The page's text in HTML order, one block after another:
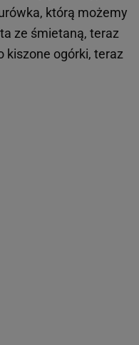
którą możemy
ze śmietaną, teraz
kiszone ogórki, teraz